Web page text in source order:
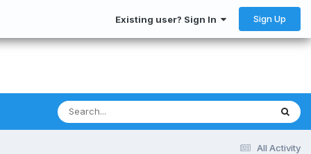
Existing user? Sign In Sign Up
All Activity